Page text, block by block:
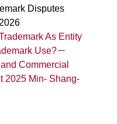
Disputes
As Entity
Use?－
Commercial
2025 Min- Shang-